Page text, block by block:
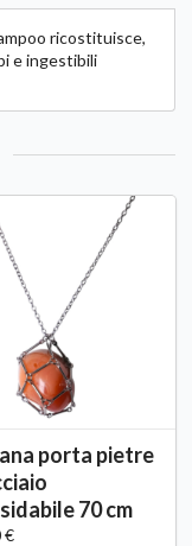
ricostituisce,
e ingestibili
porta pietre
70 cm
€